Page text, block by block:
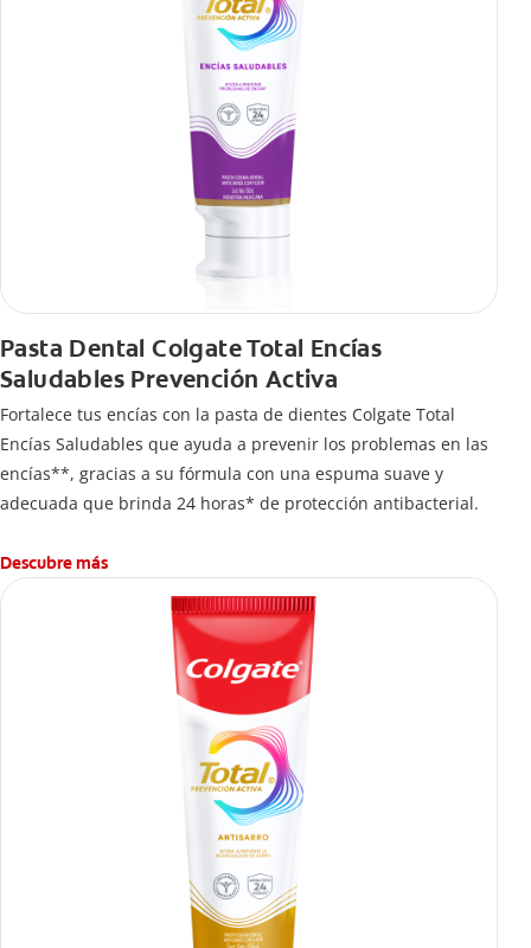
Pasta Dental Colgate Total Encías
Saludables Prevención Activa
Fortalece tus encías con la pasta de dientes Colgate Total
Encías Saludables que ayuda a prevenir los problemas en las
encías**, gracias a su fórmula con una espuma suave y
adecuada que brinda 24 horas* de protección antibacterial.
Descubre más